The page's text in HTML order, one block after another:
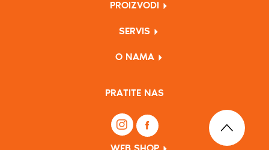
PROIZVODI
SERVIS
O NAMA
PRATITE NAS